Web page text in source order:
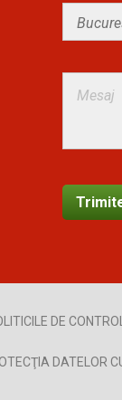
DE
DATELOR